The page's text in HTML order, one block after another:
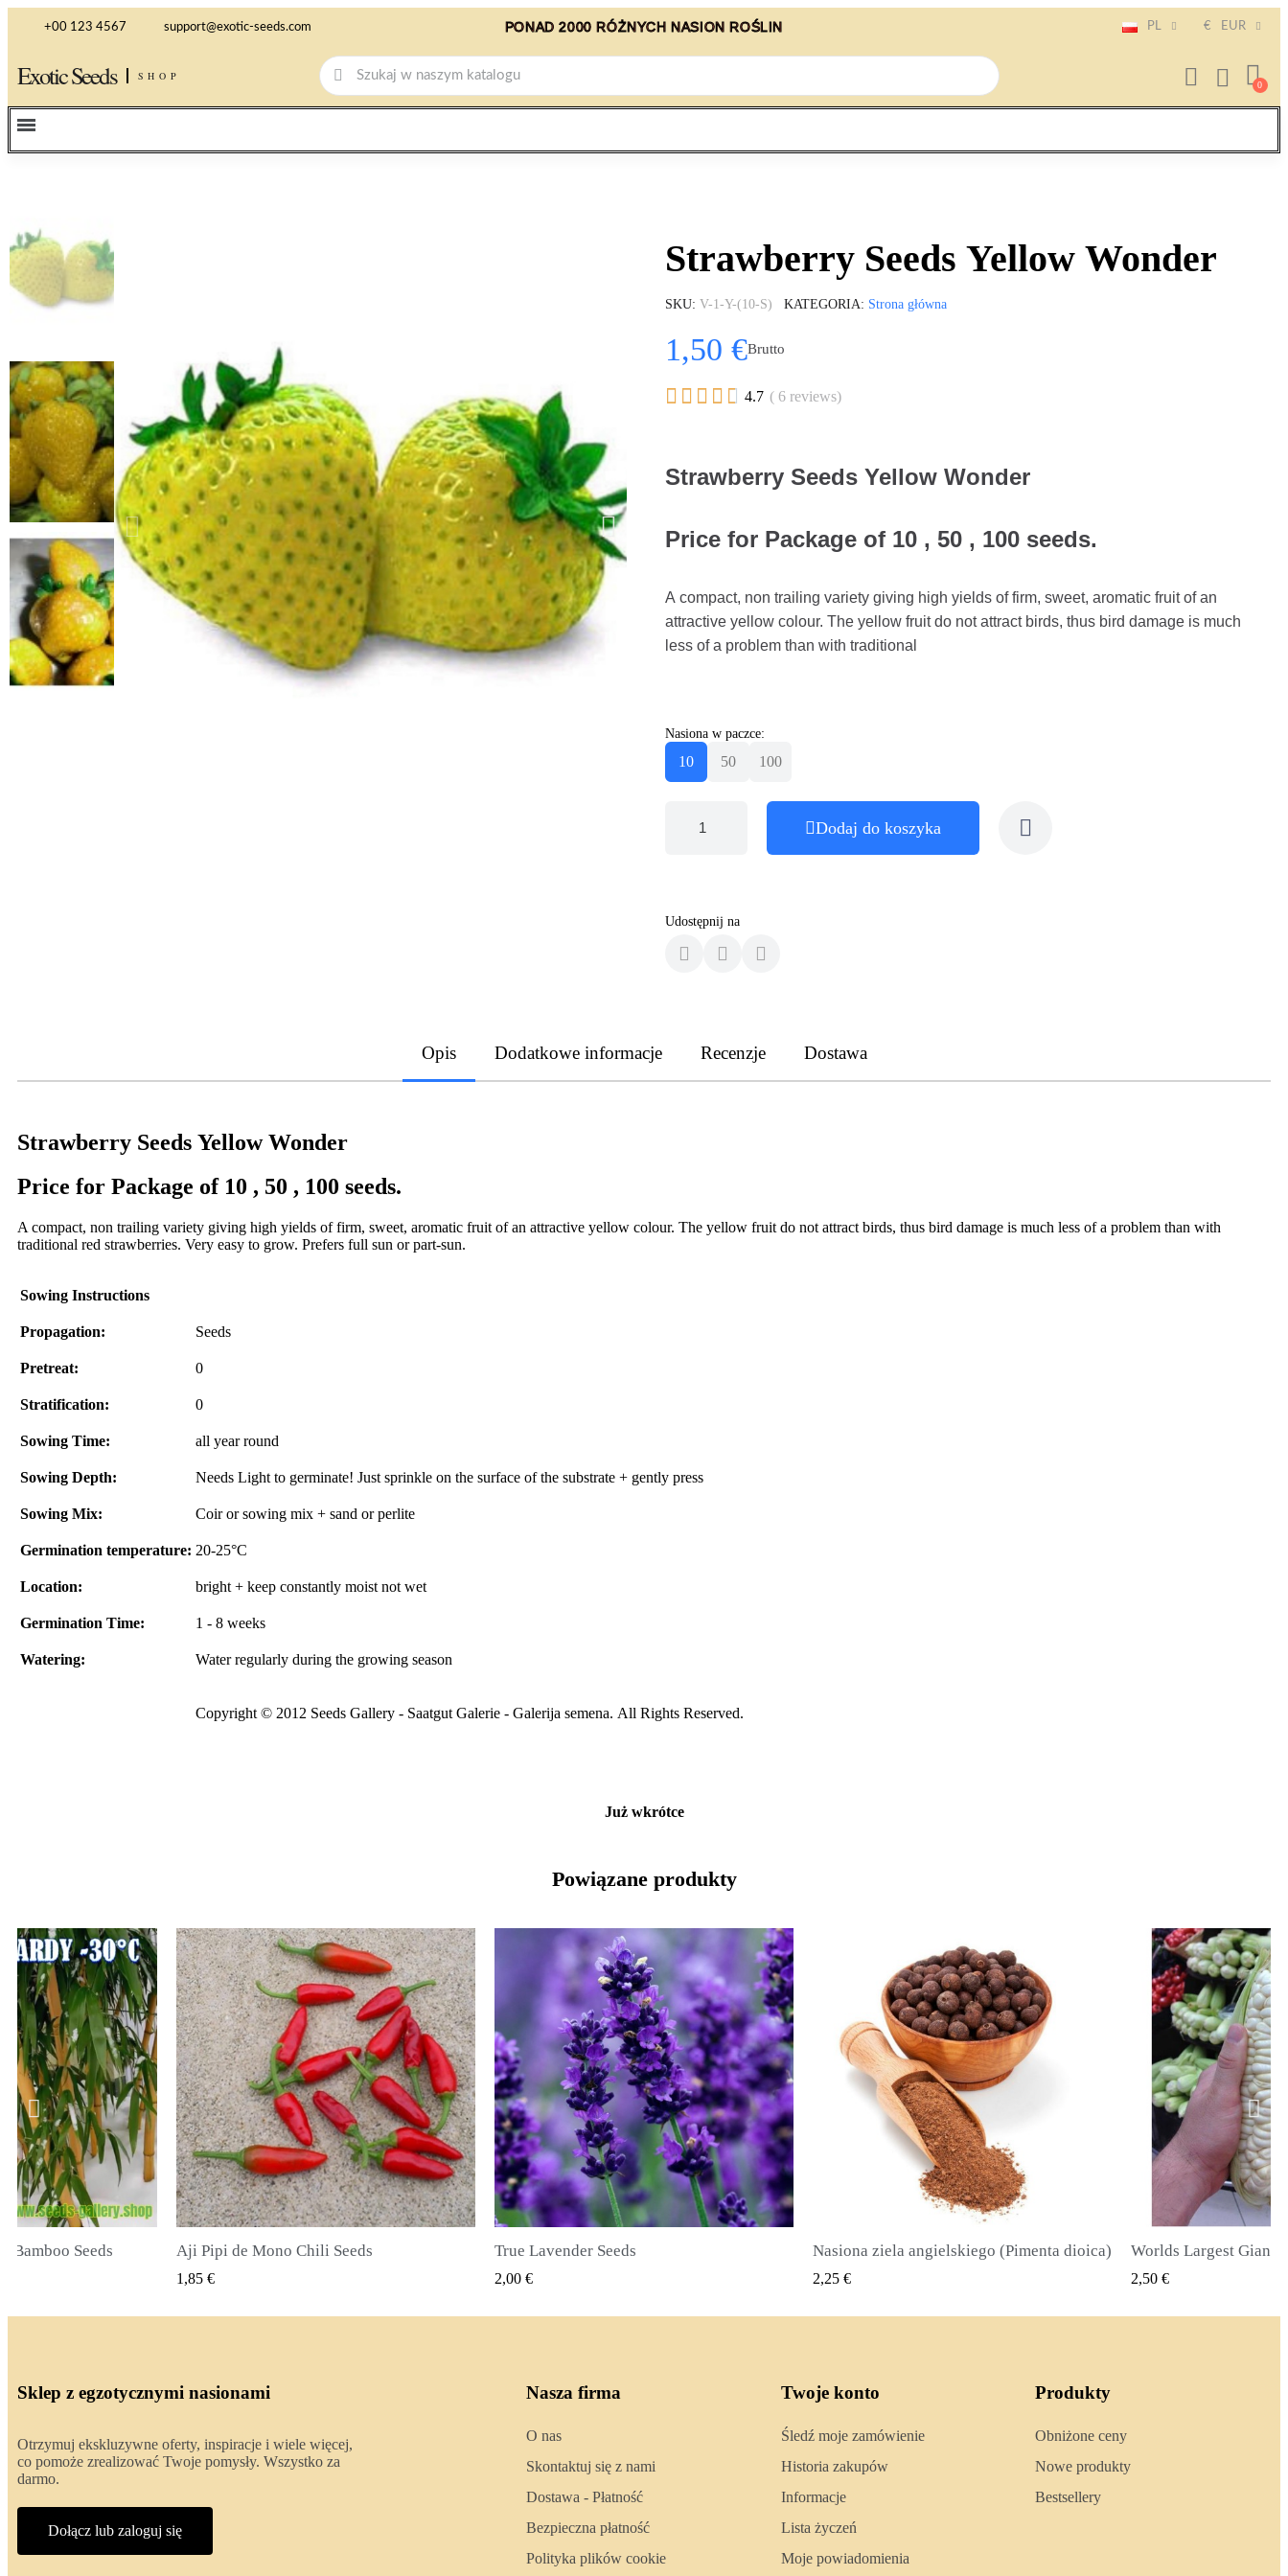
+00 123 4567 support@exotic-seeds.com PONAD 2000 RÓŻNYCH NASION ROŚLIN PL € EUR
Exotic Seeds SHOP
Strawberry Seeds Yellow Wonder
SKU V-1-Y-(10-S) KATEGORIA Strona główna
1,50 €Brutto
     4.7 ( 6 reviews)
Strawberry Seeds Yellow Wonder
Price for Package of 10 , 50 , 100 seeds.
A compact, non trailing variety giving high yields of firm, sweet, aromatic fruit of an
attractive yellow colour. The yellow fruit do not attract birds, thus bird damage is much
less of a problem than with traditional
Nasiona w paczce:
10 50 100
Dodaj do koszyka
Udostępnij na
Opis Dodatkowe informacje Recenzje Dostawa
Strawberry Seeds Yellow Wonder
Price for Package of 10 , 50 , 100 seeds.
A compact, non trailing variety giving high yields of firm, sweet, aromatic fruit of an attractive yellow colour. The yellow fruit do not attract birds, thus bird damage is much less of a problem than with
traditional red strawberries. Very easy to grow. Prefers full sun or part-sun.
Sowing Instructions
Propagation: Seeds
Pretreat: 0
Stratification: 0
Sowing Time: all year round
Sowing Depth: Needs Light to germinate! Just sprinkle on the surface of the substrate + gently press
Sowing Mix: Coir or sowing mix + sand or perlite
Germination temperature: 20-25°C
Location: bright + keep constantly moist not wet
Germination Time: 1 - 8 weeks
Watering: Water regularly during the growing season
Copyright © 2012 Seeds Gallery - Saatgut Galerie - Galerija semena. All Rights Reserved.
Już wkrótce
Powiązane produkty
PODGLĄD
Seeds SZYBKI PODGLĄD
True Lavender Seeds
2,00 €
SZYBKI PODGLĄD
Nasiona ziela angielskiego (Pimenta dioica)
2,25 €
SZYBKI PODGLĄD Worlds Largest Giant Corn Seeds Cuzco - Cusco
2,50 €
SZYBKI
2,40 €
Sklep z egzotycznymi nasionami
Otrzymuj ekskluzywne oferty, inspiracje i wiele więcej,
co pomoże zrealizować Twoje pomysły. Wszystko za
darmo.
Dołącz lub zaloguj się
Nasza firma
O nas
Skontaktuj się z nami
Dostawa - Płatność
Bezpieczna płatność
Polityka plików cookie
Twoje konto
Śledź moje zamówienie
Historia zakupów
Informacje
Lista życzeń
Moje powiadomienia
Produkty
Obniżone ceny
Nowe produkty
Bestsellery